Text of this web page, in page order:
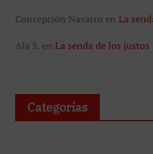
Concepción Navarro en La
Ala S.en La senda de los justos
Categorías